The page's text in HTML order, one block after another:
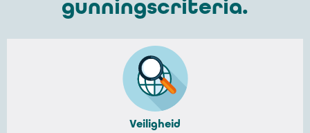
gunningscriteria.
Veiligheid